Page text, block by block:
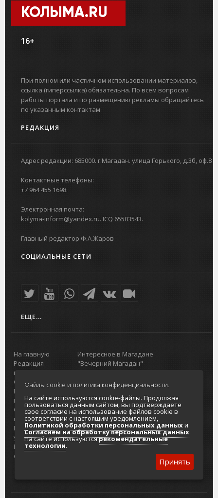
КОЛЫМА.RU
16+
При полном или частичном использовании материалов,
ссылка (гиперссылка) обязательна. По всем вопросам
работы портала и по размещению рекламы обращайтесь
по указанным контактам
РЕДАКЦИЯ
Адрес редакции: 685000. г.Магадан. улица Горького, д.3б, оф.8
Контактные телефоны:
+7 964 455 1698.
Электронная почта:
kolyma-inform@yandex.ru. ICQ 65503543.
Главный редактор Ф.А.Жаров
СОЦИАЛЬНЫЕ СЕТИ
ЕЩЕ...
На главную
Редакция
портала
О проекте
Реклама на
портале
Отзывы и
предложения
Интернет-
услуги
Разработка
сайтов
Интересное в Магадане
"Вечерний Магадан"
Городская доска объявлений
Главный туристический портал
Колымы
Политика в отношении обработки
персональных данных
Согласие на обработку персональных
данных
Файлы cookie и политика конфиденциальности.
На сайте используются cookie-файлы. Продолжая
пользоваться данным сайтом, вы подтверждаете
свое согласие на использование файлов cookie в
соответствии с настоящим уведомлением,
Политикой обработки персональных данныхи
Согласием на обработку персональных данных.
На сайте используютсярекомендательные
технологии.
Принять